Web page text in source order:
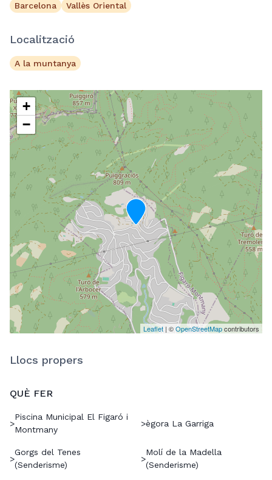
Barcelona Vallès Oriental
Localització
A la muntanya
+
−
Leaflet | ©OpenStreetMapcontributors
Llocs propers
QUÈ FER
>
Piscina Municipal El Figaró i
Montmany
>ègora La Garriga
>
Gorgs del Tenes
(Senderisme)
>
Molí de la Madella
(Senderisme)